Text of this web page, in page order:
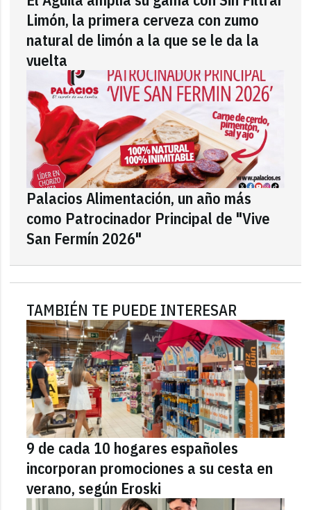
Limón, la primera cerveza con zumo
natural de limón a la que se le da la
vuelta
Palacios Alimentación, un año más
como Patrocinador Principal de "Vive
San Fermín 2026"
TAMBIÉN TE PUEDE INTERESAR
9 de cada 10 hogares españoles
incorporan promociones a su cesta en
verano, según Eroski